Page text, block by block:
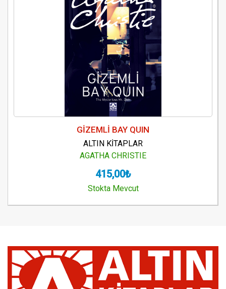
GİZEMLİ BAY QUIN
ALTIN KİTAPLAR
AGATHA CHRISTIE
415,00₺
Stokta Mevcut